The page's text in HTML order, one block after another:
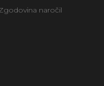
naročil